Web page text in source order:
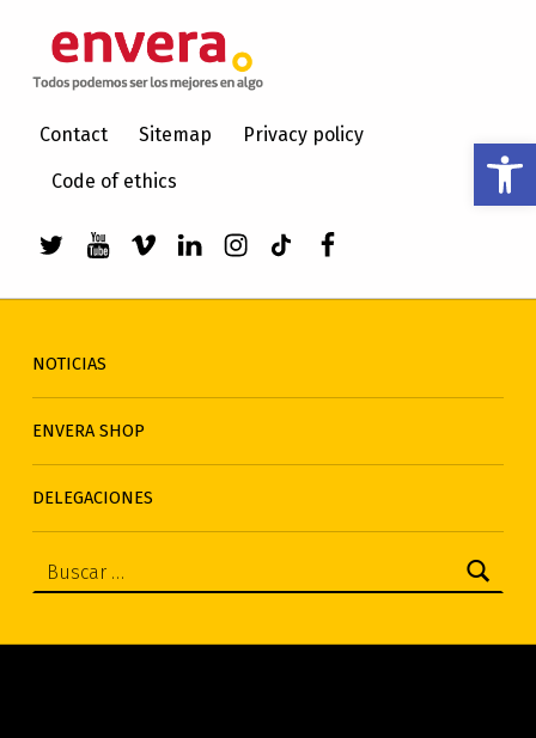
Abrir barra de herramientas
ATENCIÓN A PERSONAS CON DISCAPACIDAD INTELECTUAL
Contact Sitemap Privacy policy
Code of ethics
NOTICIAS
ENVERA SHOP
DELEGACIONES